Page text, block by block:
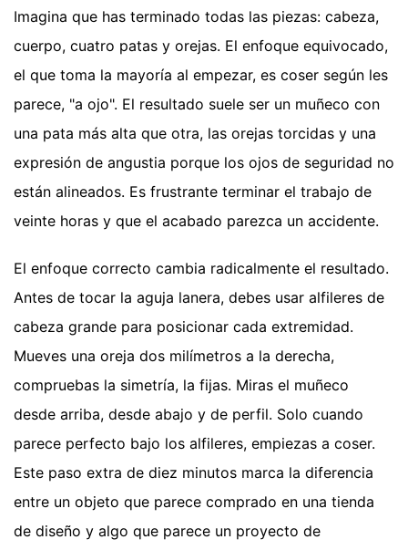
Imagina que has terminado todas las piezas: cabeza,
cuerpo, cuatro patas y orejas. El enfoque equivocado,
el que toma la mayoría al empezar, es coser según les
parece, "a ojo". El resultado suele ser un muñeco con
una pata más alta que otra, las orejas torcidas y una
expresión de angustia porque los ojos de seguridad no
están alineados. Es frustrante terminar el trabajo de
veinte horas y que el acabado parezca un accidente.
El enfoque correcto cambia radicalmente el resultado.
Antes de tocar la aguja lanera, debes usar alfileres de
cabeza grande para posicionar cada extremidad.
Mueves una oreja dos milímetros a la derecha,
compruebas la simetría, la fijas. Miras el muñeco
desde arriba, desde abajo y de perfil. Solo cuando
parece perfecto bajo los alfileres, empiezas a coser.
Este paso extra de diez minutos marca la diferencia
entre un objeto que parece comprado en una tienda
de diseño y algo que parece un proyecto de